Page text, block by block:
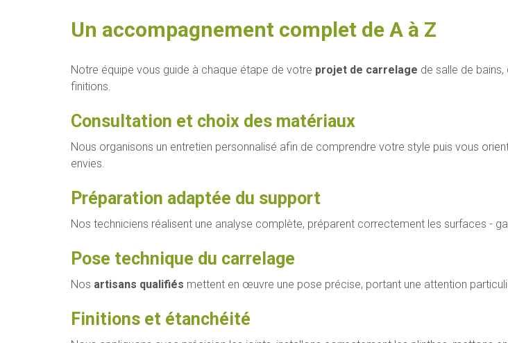
Un accompagnement complet de A à Z
Notre équipe vous guide à chaque étape de votre projet de carrelage de salle de
finitions.
Consultation et choix des matériaux
Nous organisons un entretien personnalisé afin de comprendre votre style puis vous
envies.
Préparation adaptée du support
Nos techniciens réalisent une analyse complète, préparent correctement les surfaces -
Pose technique du carrelage
Nos artisans qualifiés mettent en œuvre une pose précise, portant une attention
Finitions et étanchéité